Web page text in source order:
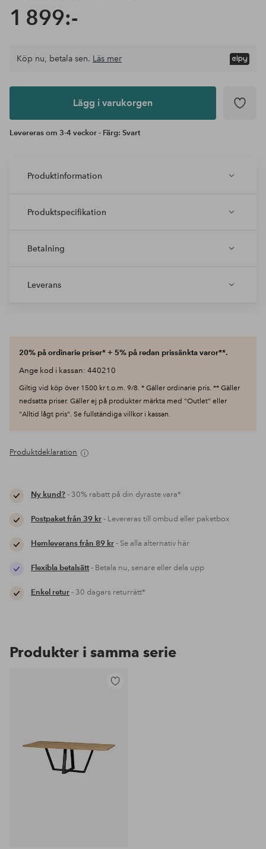
1 899:-
Lägg i
Köp nu, betala sen. Läs mer
Lägg i varukorgen
Levereras om 3-4 veckor - Färg: Svart
Produktinformation
Produktspecifikation
Betalning
Leverans
20% på ordinarie priser* + 5% på redan prissänkta varor**.
Ange kod i kassan: 440210
Giltig vid köp över 1500 kr t.o.m. 9/8. * Gäller ordinarie pris. ** Gäller
nedsatta priser. Gäller ej på produkter märkta med "Outlet" eller
"Alltid lågt pris". Se fullständiga villkor i kassan.
Produktdeklaration
Ny kund?- 30% rabatt på din dyraste vara*
Postpaket från 39 kr- Levereras till ombud eller paketbox
Hemleverans från 89 kr- Se alla alternativ här
Flexibla betalsätt- Betala nu, senare eller dela upp
Enkel retur- 30 dagars returrätt*
Produkter i samma serie